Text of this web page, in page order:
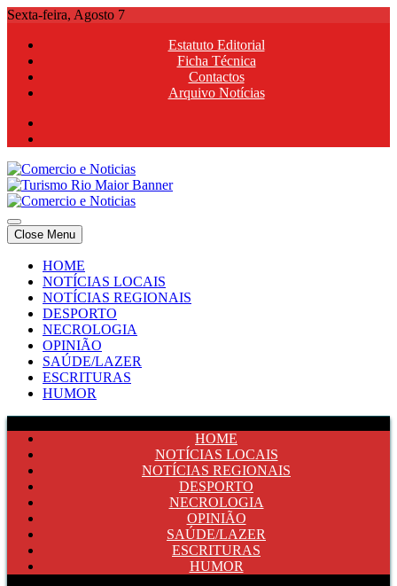
Skip
content
Sexta-feira, Agosto 7
Estatuto Editorial
Ficha Técnica
Contactos
Arquivo Notícias
Comercio e Noticias
Notícias e Publicidade Online
Comercio e Noticias
Notícias e Publicidade Online
Close Menu
HOME
NOTÍCIAS LOCAIS
NOTÍCIAS REGIONAIS
DESPORTO
NECROLOGIA
OPINIÃO
SAÚDE/LAZER
ESCRITURAS
HUMOR
HOME
NOTÍCIAS LOCAIS
NOTÍCIAS REGIONAIS
DESPORTO
NECROLOGIA
OPINIÃO
SAÚDE/LAZER
ESCRITURAS
HUMOR